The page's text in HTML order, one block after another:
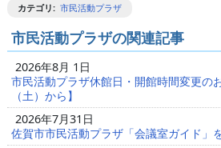
カテゴリ: 市民活動プラザ
市民活動プラザの関連記事
2026年8月 1日
市民活動プラザ休館日・開館時間変更の
（土）から】
2026年7月31日
佐賀市市民活動プラザ「会議室ガイド」